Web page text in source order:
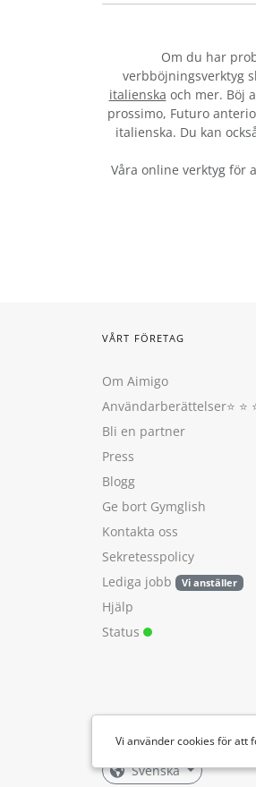
Om du har
verbböjningsverktyg
italienska och mer. Böj
prossimo, Futuro
italienska. Du kan
Våra online verktyg för
Vi använder cookies för
VÅRT FÖRETAG
Om Aimigo
Användarberättelser⭐️ ⭐️
Bli en partner
Press
Blogg
Ge bort Gymglish
Kontakta oss
Sekretesspolicy
Lediga jobb
Vi anställer
Hjälp
Status
Svenska